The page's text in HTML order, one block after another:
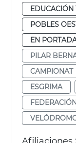
EDUCACIÓN
POBLES
EN
PILAR
CAMPIONAT
ESGRIMA
FEDERACIÓN
Afiliaciones